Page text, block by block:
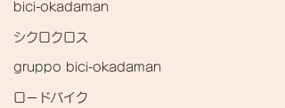
bici-okadaman
シクロクロス
gruppo bici-okadaman
ロードバイク